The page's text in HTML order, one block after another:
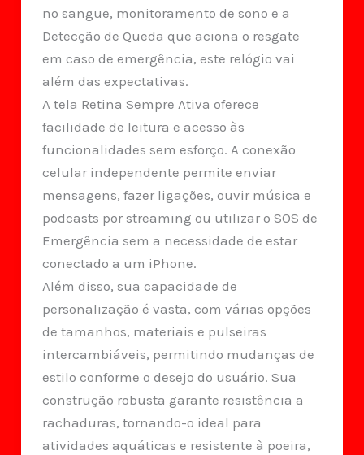
no sangue, monitoramento de sono e a
Detecção de Queda que aciona o resgate
em caso de emergência, este relógio vai
além das expectativas.
A tela Retina Sempre Ativa oferece
facilidade de leitura e acesso às
funcionalidades sem esforço. A conexão
celular independente permite enviar
mensagens, fazer ligações, ouvir música e
podcasts por streaming ou utilizar o SOS de
Emergência sem a necessidade de estar
conectado a um iPhone.
Além disso, sua capacidade de
personalização é vasta, com várias opções
de tamanhos, materiais e pulseiras
intercambiáveis, permitindo mudanças de
estilo conforme o desejo do usuário. Sua
construção robusta garante resistência a
rachaduras, tornando-o ideal para
atividades aquáticas e resistente à poeira,